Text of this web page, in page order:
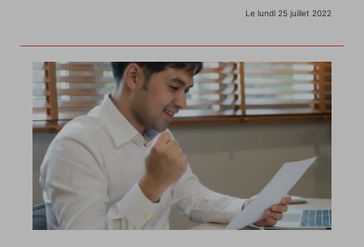
Le lundi 25 juillet 2022